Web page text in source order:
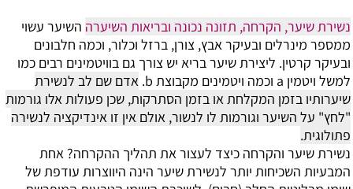
נשירת שיער, הקרחה, תזונה נכונה ובריאות השיערה השיער עשוי
ממספר מינרלים ובעיקר אבץ, צורן, ברזל וכלור, וכמה חלבונים
ובעיקר קרטין. ליצירת שיער בריא יש צורך גם בוויטמינים רבים כמו
למשל ויטמין a וכמה ויטמינים מקבוצת b.
אדם שם לב לנשירת
שיערותיו בזמן המקלחת או בזמן הסתרקות, שכן פעולות אלו גורמות
"לחץ" על השיער וגורמות לו לנשור, אולם אין זו אינדיקציה לנשירה
פתולוגית.
נשירת שיער והקרחה כיצד לעצור את תהליך ההקרחה? אחת
המבעיות השכיחות יותר לנשירת שיער הינה היווצרות עודפת של